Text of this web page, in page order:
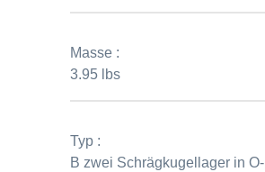
Masse :
3.95 lbs
Typ :
B zwei Schrägkugellager in O-